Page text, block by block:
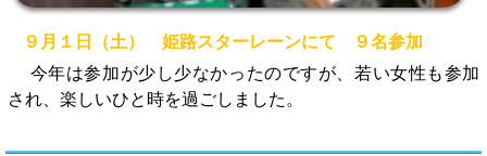
９月１日（土） 姫路スターレーンにて ９名参加
今年は参加が少し少なかったのですが、若い女性も参加
され、楽しいひと時を過ごしました。